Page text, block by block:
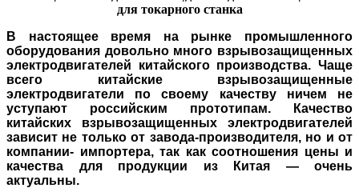
В настоящее время на рынке промышленного
оборудования довольно много взрывозащищенных
электродвигателей китайского производства. Чаще
всего китайские взрывозащищенные
электродвигатели по своему качеству ничем не
уступают российским прототипам. Качество
китайских взрывозащищенных электродвигателей
зависит не только от завода-производителя, но и от
компании- импортера, так как соотношения цены и
качества для продукции из Китая — очень
актуальны.